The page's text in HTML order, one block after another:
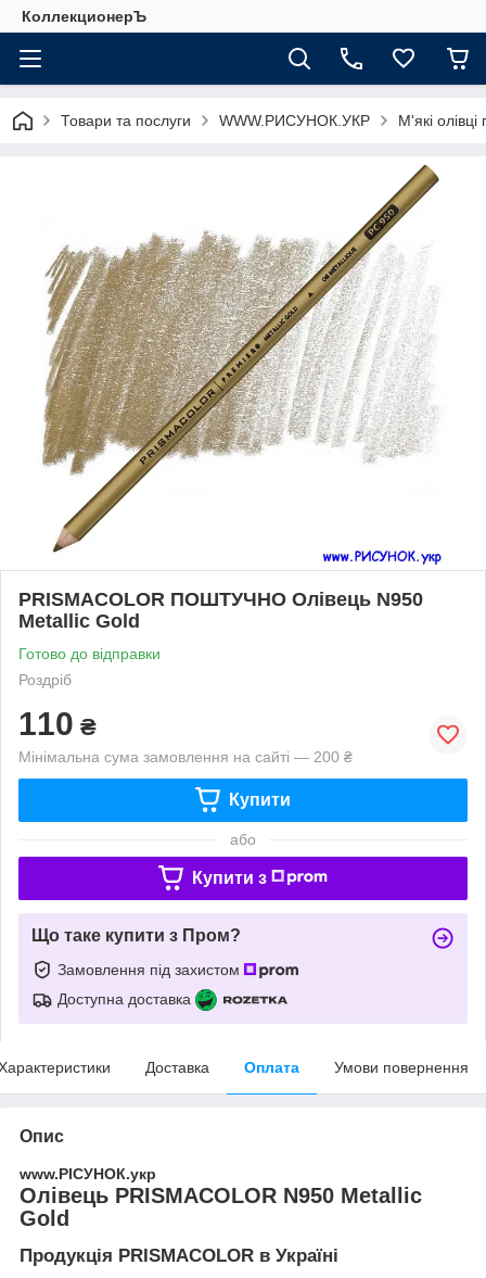
КоллекционерЪ
Товари та послуги WWW.РИСУНОК.УКР М'які
PRISMACOLOR ПОШТУЧНО Олівець N950
Metallic Gold
Готово до відправки
Роздріб
110 ₴
Мінімальна сума замовлення на сайті — 200 ₴
Купити
або
Купити з
Що таке купити з Пром?
Замовлення під захистом
Доступна доставка
Доставка Оплата Умови повернення
Опис
www.РІСУНОК.укр
Олівець PRISMACOLOR N950 Metallic
Gold
Продукція PRISMACOLOR в Україні